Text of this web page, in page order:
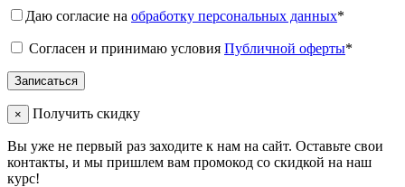
Даю согласие на обработку персональных данных*
Согласен и принимаю условия Публичной оферты*
× Получить скидку
Вы уже не первый раз заходите к нам на сайт. Оставьте свои
контакты, и мы пришлем вам промокод со скидкой на наш
курс!